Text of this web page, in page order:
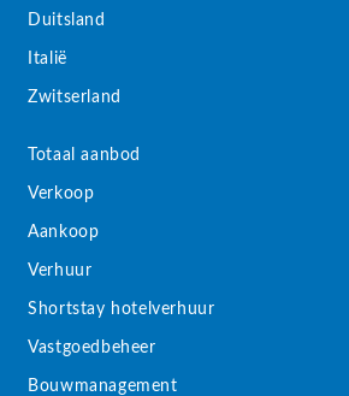
Duitsland
Italië
Zwitserland
Totaal aanbod
Verkoop
Aankoop
Verhuur
Shortstay hotelverhuur
Vastgoedbeheer
Bouwmanagement